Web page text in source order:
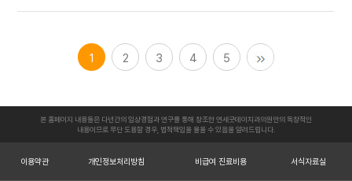
1 2 3 4 5
본 홈페이지 내용들은 다년간의 임상경험과 연구를 통해 창조한 연세굿데이치과의원만의 독창적인
내용이므로 무단 도용할 경우, 법적책임을 물을 수 있음을 알려드립니다.
이용약관 개인정보처리방침 비급여 진료비용 서식자료실